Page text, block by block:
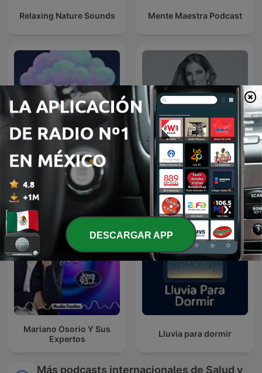
Relaxing Nature Sounds Mente Maestra Podcast
Sonido de Lluvia, Lluvia
Lluvia Nocturna,
Descanso Con Lluvia
Las 3 R's
Mariano Osorio Y Sus
Expertos
Lluvia para dormir
Más podcasts internacionales de Salud y
DESCARGAR APP